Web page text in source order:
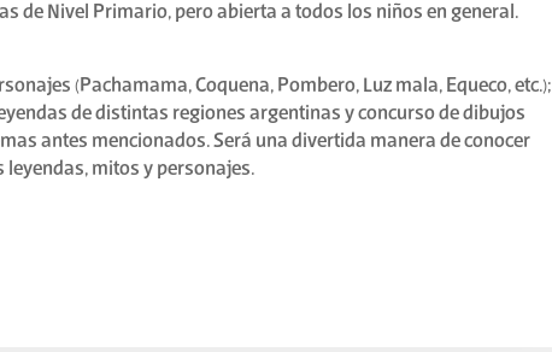
de Nivel Primario, pero abierta a todos los niños en general.
(Pachamama, Coquena, Pombero, Luz mala, Equeco, etc.);
de distintas regiones argentinas y concurso de dibujos
antes mencionados. Será una divertida manera de conocer
leyendas, mitos y personajes.